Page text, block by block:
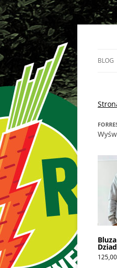
BLOG
125,00